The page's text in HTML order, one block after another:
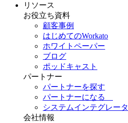
リソース
お役立ち資料
顧客事例
はじめてのWorkato
ホワイトペーパー
ブログ
ポッドキャスト
パートナー
パートナーを探す
パートナーになる
システムインテグレータ
会社情報